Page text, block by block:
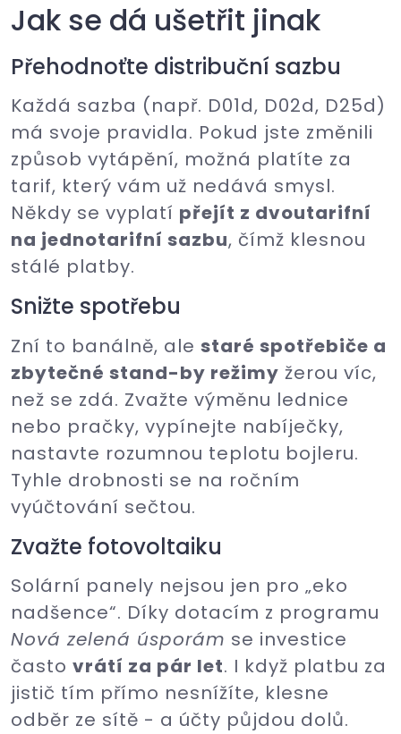
Jak se dá ušetřit jinak
Přehodnoťte distribuční sazbu
Každá sazba (např. D01d, D02d, D25d)
má svoje pravidla. Pokud jste změnili
způsob vytápění, možná platíte za
tarif, který vám už nedává smysl.
Někdy se vyplatí přejít z dvoutarifní
na jednotarifní sazbu, čímž klesnou
stálé platby.
Snižte spotřebu
Zní to banálně, ale staré spotřebiče a
zbytečné stand-by režimy žerou víc,
než se zdá. Zvažte výměnu lednice
nebo pračky, vypínejte nabíječky,
nastavte rozumnou teplotu bojleru.
Tyhle drobnosti se na ročním
vyúčtování sečtou.
Zvažte fotovoltaiku
Solární panely nejsou jen pro „eko
nadšence“. Díky dotacím z programu
Nová zelená úsporám se investice
často vrátí za pár let. I když platbu za
jistič tím přímo nesnížíte, klesne
odběr ze sítě - a účty půjdou dolů.